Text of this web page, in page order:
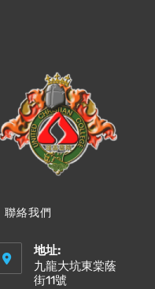
聯絡我們
地址:
九龍大坑東棠蔭
街11號